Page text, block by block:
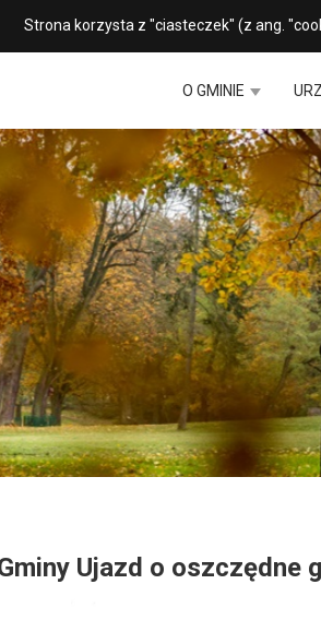
Strona korzysta z "ciasteczek" (z ang.
O GMINIE
Ujazd o oszczędne